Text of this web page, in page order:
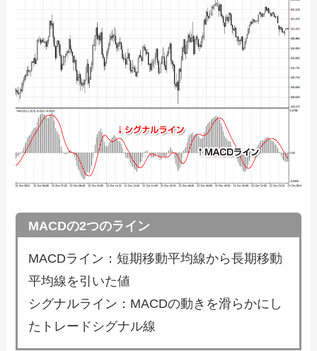
MACDの2つのライン
MACDライン：短期移動平均線から長期移動
平均線を引いた値
シグナルライン：MACDの動きを滑らかにし
たトレードシグナル線